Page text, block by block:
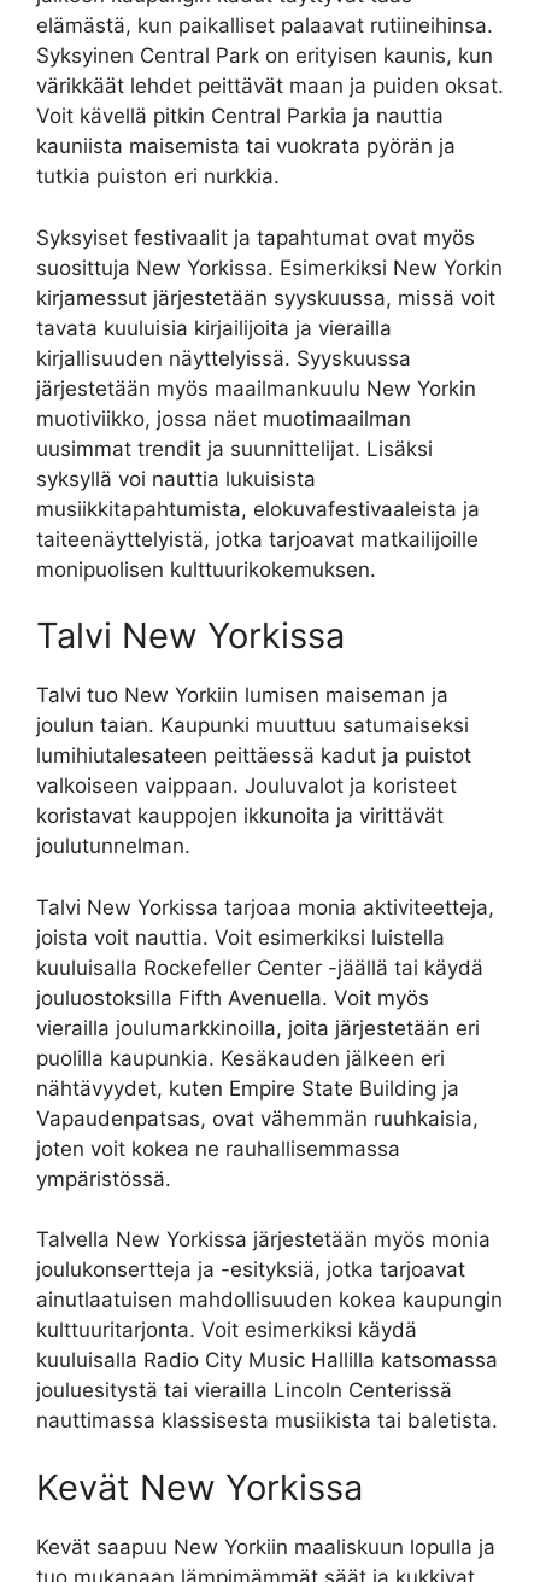
elämästä, kun paikalliset palaavat rutiineihinsa.
Syksyinen Central Park on erityisen kaunis, kun
värikkäät lehdet peittävät maan ja puiden oksat.
Voit kävellä pitkin Central Parkia ja nauttia
kauniista maisemista tai vuokrata pyörän ja
tutkia puiston eri nurkkia.
Syksyiset festivaalit ja tapahtumat ovat myös
suosittuja New Yorkissa. Esimerkiksi New Yorkin
kirjamessut järjestetään syyskuussa, missä voit
tavata kuuluisia kirjailijoita ja vierailla
kirjallisuuden näyttelyissä. Syyskuussa
järjestetään myös maailmankuulu New Yorkin
muotiviikko, jossa näet muotimaailman
uusimmat trendit ja suunnittelijat. Lisäksi
syksyllä voi nauttia lukuisista
musiikkitapahtumista, elokuvafestivaaleista ja
taiteenäyttelyistä, jotka tarjoavat matkailijoille
monipuolisen kulttuurikokemuksen.
Talvi New Yorkissa
Talvi tuo New Yorkiin lumisen maiseman ja
joulun taian. Kaupunki muuttuu satumaiseksi
lumihiutalesateen peittäessä kadut ja puistot
valkoiseen vaippaan. Jouluvalot ja koristeet
koristavat kauppojen ikkunoita ja virittävät
joulutunnelman.
Talvi New Yorkissa tarjoaa monia aktiviteetteja,
joista voit nauttia. Voit esimerkiksi luistella
kuuluisalla Rockefeller Center -jäällä tai käydä
jouluostoksilla Fifth Avenuella. Voit myös
vierailla joulumarkkinoilla, joita järjestetään eri
puolilla kaupunkia. Kesäkauden jälkeen eri
nähtävyydet, kuten Empire State Building ja
Vapaudenpatsas, ovat vähemmän ruuhkaisia,
joten voit kokea ne rauhallisemmassa
ympäristössä.
Talvella New Yorkissa järjestetään myös monia
joulukonsertteja ja -esityksiä, jotka tarjoavat
ainutlaatuisen mahdollisuuden kokea kaupungin
kulttuuritarjonta. Voit esimerkiksi käydä
kuuluisalla Radio City Music Hallilla katsomassa
jouluesitystä tai vierailla Lincoln Centerissä
nauttimassa klassisesta musiikista tai baletista.
Kevät New Yorkissa
Kevät saapuu New Yorkiin maaliskuun lopulla ja
tuo mukanaan lämpimämmät säät ja kukkivat